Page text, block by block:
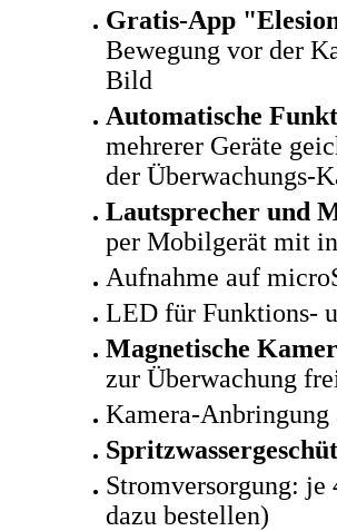
Gratis-App
Bewegung vor der
Bild
Automatische
mehrerer Geräte
der Überwachungs-
Lautsprecher und
per Mobilgerät mit
Aufnahme auf
LED für Funktions-
Magnetische
zur Überwachung
Kamera-Anbringung
Stromversorgung:
dazu bestellen)